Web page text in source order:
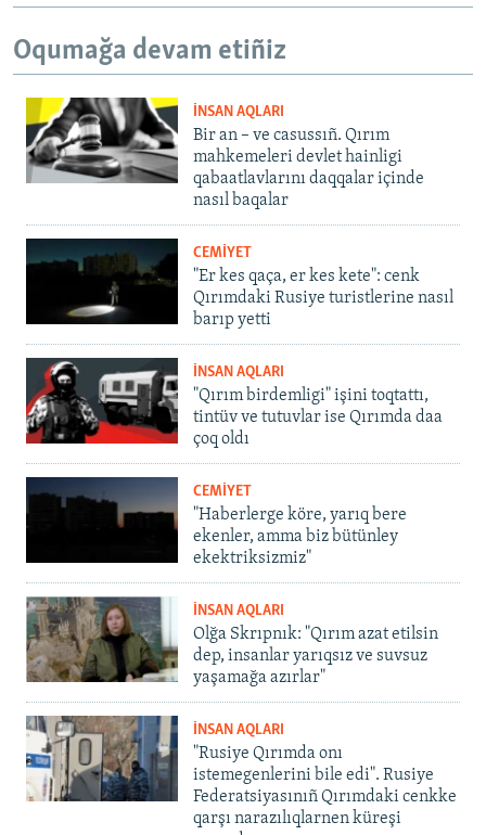
Oqumağa devam etiñiz
İNSAN AQLARI
Bir an – ve casussıñ. Qırım
mahkemeleri devlet hainligi
qabaatlavlarını daqqalar içinde
nasıl baqalar
CEMİYET
"Er kes qaça, er kes kete": cenk
Qırımdaki Rusiye turistlerine nasıl
barıp yetti
İNSAN AQLARI
"Qırım birdemligi" işini toqtattı,
tintüv ve tutuvlar ise Qırımda daa
çoq oldı
CEMİYET
"Haberlerge köre, yarıq bere
ekenler, amma biz bütünley
ekektriksizmiz"
İNSAN AQLARI
Olğa Skrıpnık: "Qırım azat etilsin
dep, insanlar yarıqsız ve suvsuz
yaşamağa azırlar"
İNSAN AQLARI
"Rusiye Qırımda onı
istemegenlerini bile edi". Rusiye
Federatsiyasınıñ Qırımdaki cenkke
qarşı narazılıqlarnen küreşi